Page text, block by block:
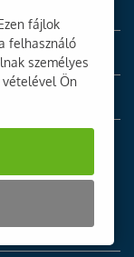
fájlok
felhasználó
személyes
Ön